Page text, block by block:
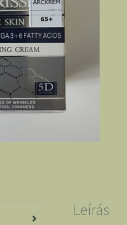
Leírás